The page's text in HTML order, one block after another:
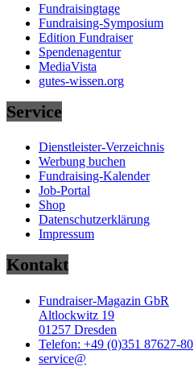
Fundraisingtage
Fundraising-Symposium
Edition Fundraiser
Spendenagentur
MediaVista
gutes-wissen.org
Service
Dienstleister-Verzeichnis
Werbung buchen
Fundraising-Kalender
Job-Portal
Shop
Datenschutzerklärung
Impressum
Kontakt
Fundraiser-Magazin GbR
Altlockwitz 19
01257 Dresden
Telefon: +49 (0)351 87627-80
service@